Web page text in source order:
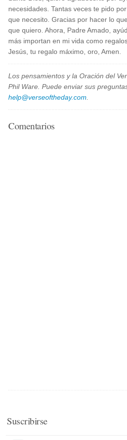
necesidades. Tantas veces te pido
que necesito. Gracias por hacer lo
que quiero. Ahora, Padre Amado,
más importan en mi vida como
Jesús, tu regalo máximo, oro, Amen.
Los pensamientos y la Oración del
Phil Ware. Puede enviar sus
help@verseoftheday.com
Comentarios
Suscribirse